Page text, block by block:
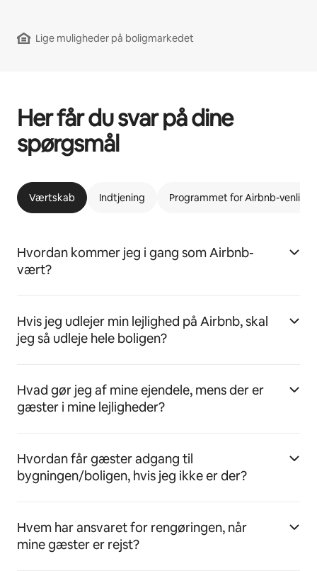
Lige muligheder på boligmarkedet
Her får du svar på dine
spørgsmål
Værtskab Indtjening Programmet for Airbnb-venlige
Hvordan kommer jeg i gang som Airbnb-
vært?
Hvis jeg udlejer min lejlighed på Airbnb, skal
jeg så udleje hele boligen?
Hvad gør jeg af mine ejendele, mens der er
gæster i mine lejligheder?
Hvordan får gæster adgang til
bygningen/boligen, hvis jeg ikke er der?
Hvem har ansvaret for rengøringen, når
mine gæster er rejst?